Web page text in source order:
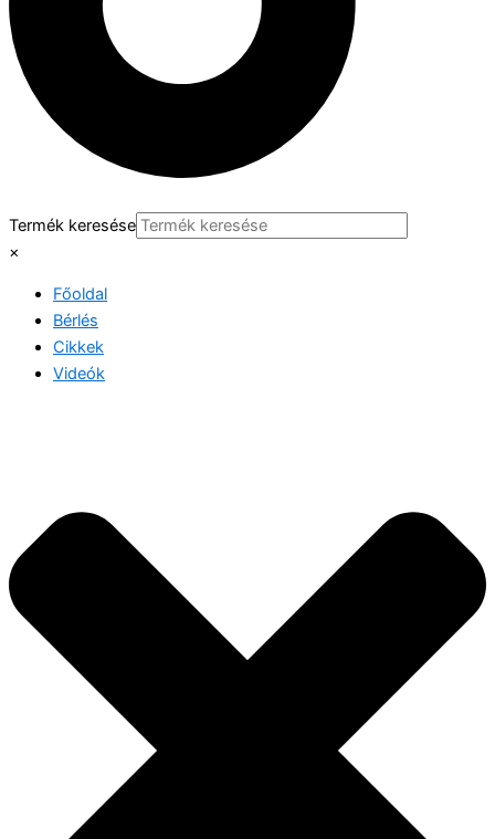
Termék keresése
×
Főoldal
Bérlés
Cikkek
Videók